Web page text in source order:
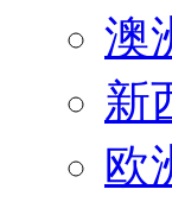
澳
新
欧